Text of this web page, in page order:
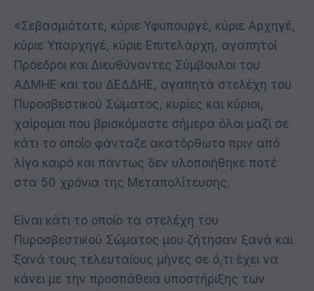
«Σεβασμιότατε, κύριε Υφυπουργέ, κύριε Αρχηγέ,
κύριε Υπαρχηγέ, κύριε Επιτελάρχη, αγαπητοί
Πρόεδροι και Διευθύνοντες Σύμβουλοι του
ΑΔΜΗΕ και του ΔΕΔΔΗΕ, αγαπητά στελέχη του
Πυροσβεστικού Σώματος, κυρίες και κύριοι,
χαίρομαι που βρισκόμαστε σήμερα όλοι μαζί σε
κάτι το οποίο φάνταζε ακατόρθωτο πριν από
λίγο καιρό και πάντως δεν υλοποιήθηκε ποτέ
στα 50 χρόνια της Μεταπολίτευσης.
Είναι κάτι το οποίο τα στελέχη του
Πυροσβεστικού Σώματος μου ζήτησαν ξανά και
ξανά τους τελευταίους μήνες σε ό,τι έχει να
κάνει με την προσπάθεια υποστήριξης των